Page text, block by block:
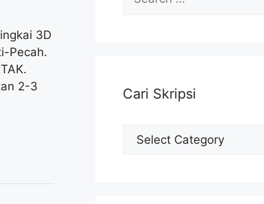
3D
Pecah.
2-3
for:
Cari Skripsi
Cari